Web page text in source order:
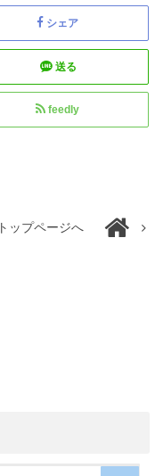
シェア
送る
feedly
トップページへ